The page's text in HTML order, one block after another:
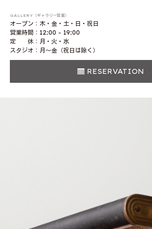
GALLERY（ギャラリー営業）
オープン：木・金・土・日・祝日
営業時間：12:00 - 19:00
定 休：月・火・水
スタジオ：月〜金（祝日は除く）
RESERVATION